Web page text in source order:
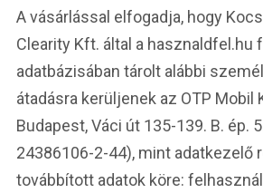
A vásárlással elfogadja, hogy
Clearity Kft. által a hasznaldfel.hu
adatbázisában tárolt alábbi
átadásra kerüljenek az OTP Mobil
Budapest, Váci út 135-139. B. ép.
24386106-2-44), mint adatkezelő
továbbított adatok köre: